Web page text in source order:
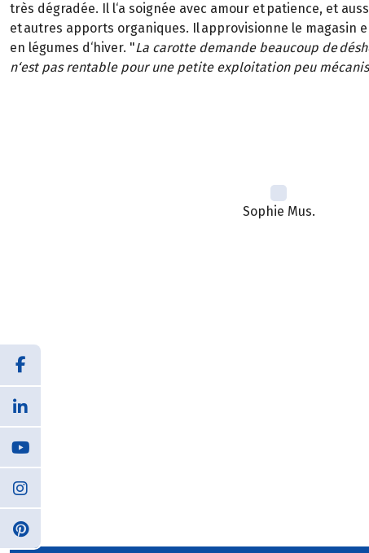
très dégradée. Il l‘a soignée avec amour et patience, et
et autres apports organiques. Il approvisionne le magasin
en légumes d‘hiver. "La carotte demande beaucoup de
n‘est pas rentable pour une petite exploitation peu
Sophie Mus.